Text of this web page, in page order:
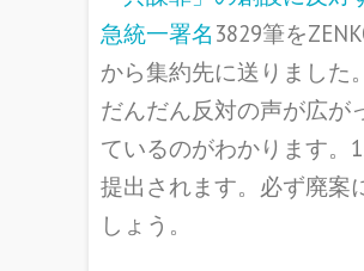
急統一署名 3829筆を
から集約先に送りました。
だんだん反対の声が広が
ているのがわかります。
提出されます。必ず廃案
しょう。